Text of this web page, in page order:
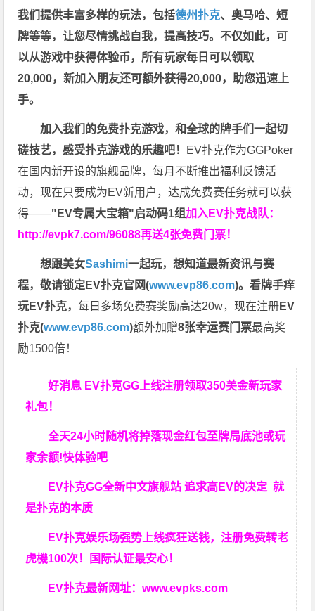
我们提供丰富多样的玩法，包括德州扑克、奥马哈、短
牌等等，让您尽情挑战自我，提高技巧。不仅如此， 可
以从游戏中获得体验币，所有玩家每日可以领取
20,000，新加入朋友还可额外获得20,000，助您迅速上
手。
加入我们的免费扑克游戏，和全球的牌手们一起切
磋技艺，感受扑克游戏的乐趣吧！ EV扑克作为GGPoker
在国内新开设的旗舰品牌，每月不断推出福利反馈活
动，现在只要成为EV新用户，达成免费赛任务就可以获
得——"EV专属大宝箱"启动码1组加入EV扑克战队：
http://evpk7.com/96088再送4张免费门票！
想跟美女Sashimi一起玩，想知道最新资讯与赛
程，敬请锁定EV扑克官网(www.evp86.com)。看牌手痒
玩EV扑克，每日多场免费赛奖励高达20w，现在注册EV
扑克(www.evp86.com)额外加赠8张幸运赛门票最高奖
励1500倍！
好消息 EV扑克GG上线注册领取350美金新玩家
礼包！
全天24小时随机将掉落现金红包至牌局底池或玩
家余额!快体验吧
EV扑克GG全新中文旗舰站 追求高EV的决定就
是扑克的本质
EV扑克娱乐场强势上线疯狂送钱，注册免费转老
虎機100次！国际认证最安心！
EV扑克最新网址：www.evpks.com